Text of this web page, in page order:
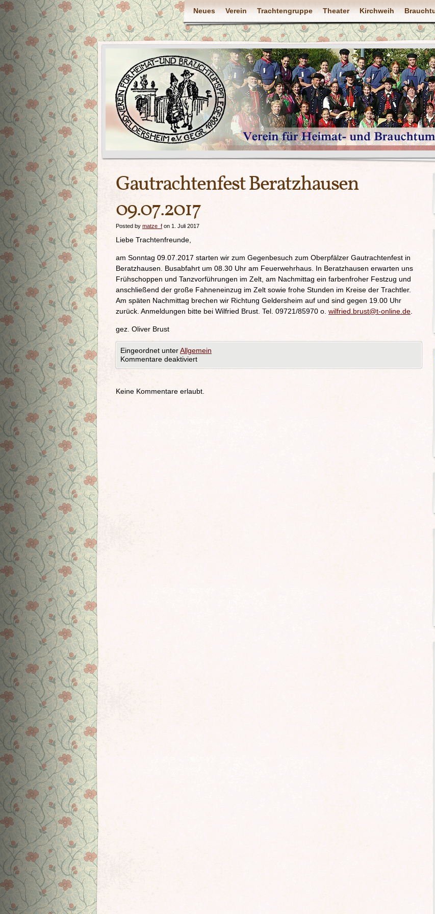
Neues Verein Trachtengruppe Theater Kirchweih
Gautrachtenfest Beratzhausen
09.07.2017
Posted by matze_f on 1. Juli 2017
Liebe Trachtenfreunde,
am Sonntag 09.07.2017 starten wir zum Gegenbesuch zum Oberpfälzer Gautrachtenfest in
Beratzhausen. Busabfahrt um 08.30 Uhr am Feuerwehrhaus. In Beratzhausen erwarten uns
Frühschoppen und Tanzvorführungen im Zelt, am Nachmittag ein farbenfroher Festzug und
anschließend der große Fahneneinzug im Zelt sowie frohe Stunden im Kreise der Trachtler.
Am späten Nachmittag brechen wir Richtung Geldersheim auf und sind gegen 19.00 Uhr
zurück. Anmeldungen bitte bei Wilfried Brust. Tel. 09721/85970 o. wilfried.brust@t-online.de
gez. Oliver Brust
Eingeordnet unterAllgemein
Kommentare deaktiviert
Keine Kommentare erlaubt.